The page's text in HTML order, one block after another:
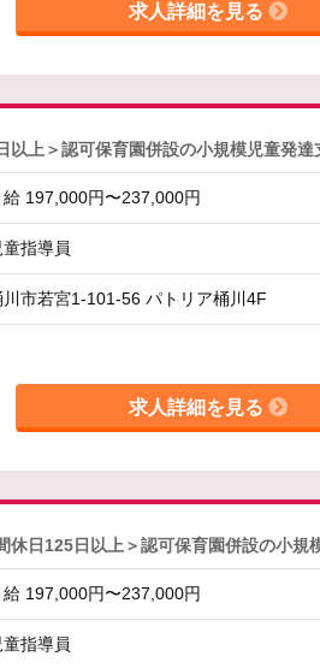
求人詳細を見る
以上＞認可保育園併設の小規模児童発
給 197,000円〜237,000円
童指導員
川市若宮1-101-56 パトリア桶川4F
求人詳細を見る
休日125日以上＞認可保育園併設の小
給 197,000円〜237,000円
童指導員